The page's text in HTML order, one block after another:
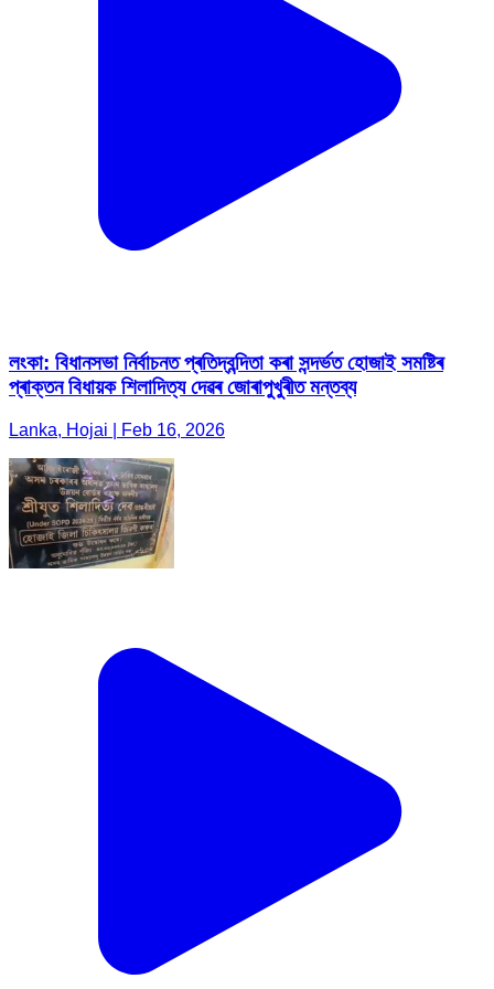
লংকা: বিধানসভা নিৰ্বাচনত প্ৰতিদ্বন্দিতা কৰা সন্দৰ্ভত হোজাই সমষ্টিৰ
প্ৰাক্তন বিধায়ক শিলাদিত্য দেৱৰ জোৰাপুখুৰীত মন্তব্য
Lanka, Hojai | Feb 16, 2026